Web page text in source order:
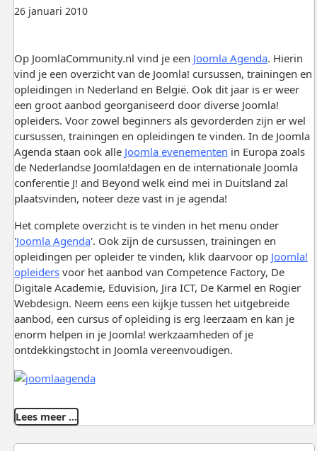
26 januari 2010
Op JoomlaCommunity.nl vind je een Joomla Agenda. Hierin
vind je een overzicht van de Joomla! cursussen, trainingen en
opleidingen in Nederland en België. Ook dit jaar is er weer
een groot aanbod georganiseerd door diverse Joomla!
opleiders. Voor zowel beginners als gevorderden zijn er wel
cursussen, trainingen en opleidingen te vinden. In de Joomla
Agenda staan ook alle Joomla evenementen in Europa zoals
de Nederlandse Joomla!dagen en de internationale Joomla
conferentie J! and Beyond welk eind mei in Duitsland zal
plaatsvinden, noteer deze vast in je agenda!
Het complete overzicht is te vinden in het menu onder
'Joomla Agenda'. Ook zijn de cursussen, trainingen en
opleidingen per opleider te vinden, klik daarvoor op Joomla!
opleidersvoor het aanbod van Competence Factory, De
Digitale Academie, Eduvision, Jira ICT, De Karmel en Rogier
Webdesign. Neem eens een kijkje tussen het uitgebreide
aanbod, een cursus of opleiding is erg leerzaam en kan je
enorm helpen in je Joomla! werkzaamheden of je
ontdekkingstocht in Joomla vereenvoudigen.
Lees meer …